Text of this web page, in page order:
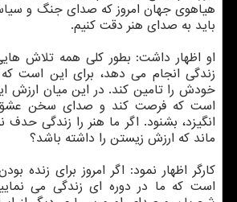
هیاهوی جهان امروز كه صدای جنگ و
باید به صدای هنر دقت كنیم.
او اظهار داشت: بطور كلی همه تلاش
زندگی انجام می دهد، برای این است كه
خودش را تامین كند. در این میان ارزش
است كه فرصت كند و صدای سخن عشق
انگیزد، بشنود. اگر ما هنر را زندگی
ماند كه ارزش زیستن را داشته باشد؟
كارگر اظهار نمود: اگر امروز برای زنده
است كه ما در دوره ای زندگی می